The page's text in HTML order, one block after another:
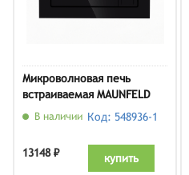
Микроволновая печь
встраиваемая MAUNFELD
MBMO.20.1PGB
В наличии Код: 548936-1
13148 ₽ купить